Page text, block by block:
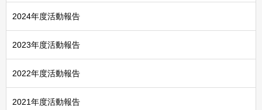
2024年度活動報告
2023年度活動報告
2022年度活動報告
2021年度活動報告